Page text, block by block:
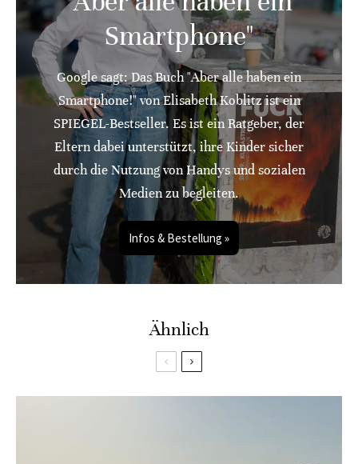
Smartphone"
Google sagt: Das Buch "Aber alle haben ein
Smartphone!" von Elisabeth Koblitz ist ein
SPIEGEL-Bestseller. Es ist ein Ratgeber, der
Eltern dabei unterstützt, ihre Kinder sicher
durch die Nutzung von Handys und sozialen
Medien zu begleiten.
Infos & Bestellung »
Ähnlich